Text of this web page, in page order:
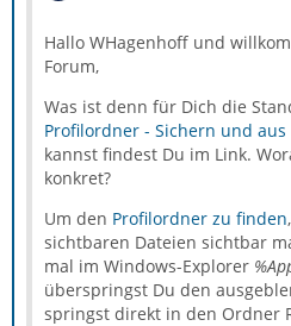
Hallo WHagenhoff und
Forum,
Was ist denn für Dich die
Profilordner - Sichern und
kannst findest Du im Link.
konkret?
Um den Profilordner zu finden
sichtbaren Dateien sichtbar
mal im Windows-Explorer
überspringst Du den
springst direkt in den Ordner